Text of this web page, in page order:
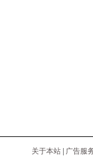
关于本站
广告服